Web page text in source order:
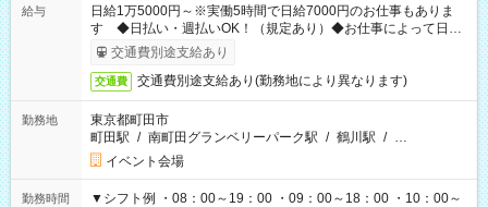
給与
日給1万5000円～※実働5時間で日給7000円のお仕事もありま
す ◆日払い・週払いOK！（規定あり）◆お仕事によって日給
も異なります
交通費別途支給あり
交通費 交通費別途支給あり(勤務地により異なります)
勤務地
東京都町田市
町田駅 / 南町田グランベリーパーク駅 / 鶴川駅 / …
イベント会場
勤務時間
▼シフト例 ・08：00～19：00 ・09：00～18：00 ・10：00～